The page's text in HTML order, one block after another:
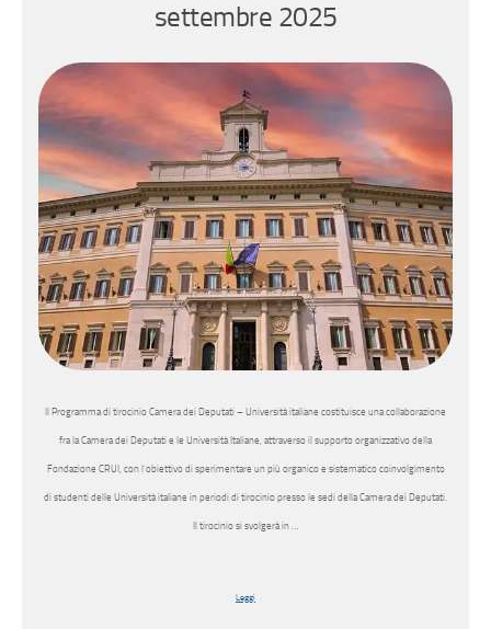
settembre 2025
Il Programma di tirocinio Camera dei Deputati – Università italiane costituisce una collaborazione
fra la Camera dei Deputati e le Università Italiane, attraverso il supporto organizzativo della
Fondazione CRUI, con l’obiettivo di sperimentare un più organico e sistematico coinvolgimento
di studenti delle Università italiane in periodi di tirocinio presso le sedi della Camera dei Deputati.
Il tirocinio si svolgerà in …
Leggi